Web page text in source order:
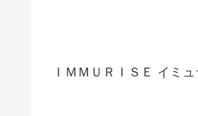
ＩＭＭＵＲＩＳＥ イミ